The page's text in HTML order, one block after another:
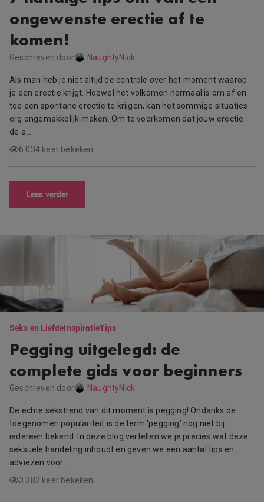
ongewenste erectie af te
komen!
Geschreven door NaughtyNick
Als man heb je niet altijd de controle over het moment waarop
je een erectie krijgt. Hoewel het volkomen normaal is om af en
toe een spontane erectie te krijgen, kan het sommige situaties
erg ongemakkelijk maken. Om te voorkomen dat jouw erectie
de a…
6.034 keer bekeken
Lees verder
Seks en LiefdeInspiratieTips
Pegging uitgelegd: de
complete gids voor beginners
Geschreven door NaughtyNick
De echte sekstrend van dit moment is pegging! Ondanks de
toegenomen populariteit is de term ‘pegging’ nog niet bij
iedereen bekend. In deze blog vertellen we je precies wat deze
seksuele handeling inhoudt en geven we een aantal tips en
adviezen voor…
3.382 keer bekeken